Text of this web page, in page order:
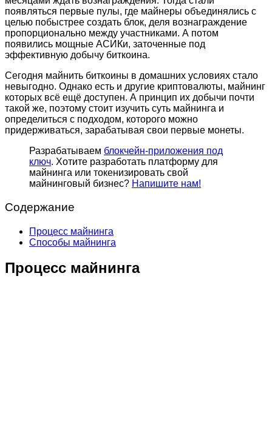
появляться первые пулы, где майнеры объединялись с
целью побыстрее создать блок, деля вознаграждение
пропорционально между участниками. А потом
появились мощные АСИКи, заточенные под
эффективную добычу биткоина.
Сегодня майнить биткоины в домашних условиях стало
невыгодно. Однако есть и другие криптовалюты, майнинг
которых всё ещё доступен. А принцип их добычи почти
такой же, поэтому стоит изучить суть майнинга и
определиться с подходом, которого можно
придерживаться, зарабатывая свои первые монеты.
Разрабатываем блокчейн-приложения под
ключ. Хотите разработать платформу для
майнинга или токенизировать свой
майнинговый бизнес? Напишите нам!
Содержание
Процесс майнинга
Способы майнинга
Процесс майнинга